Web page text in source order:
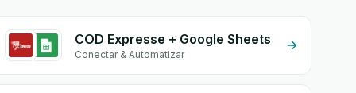
COD Expresse + Google Sheets
Conectar & Automatizar